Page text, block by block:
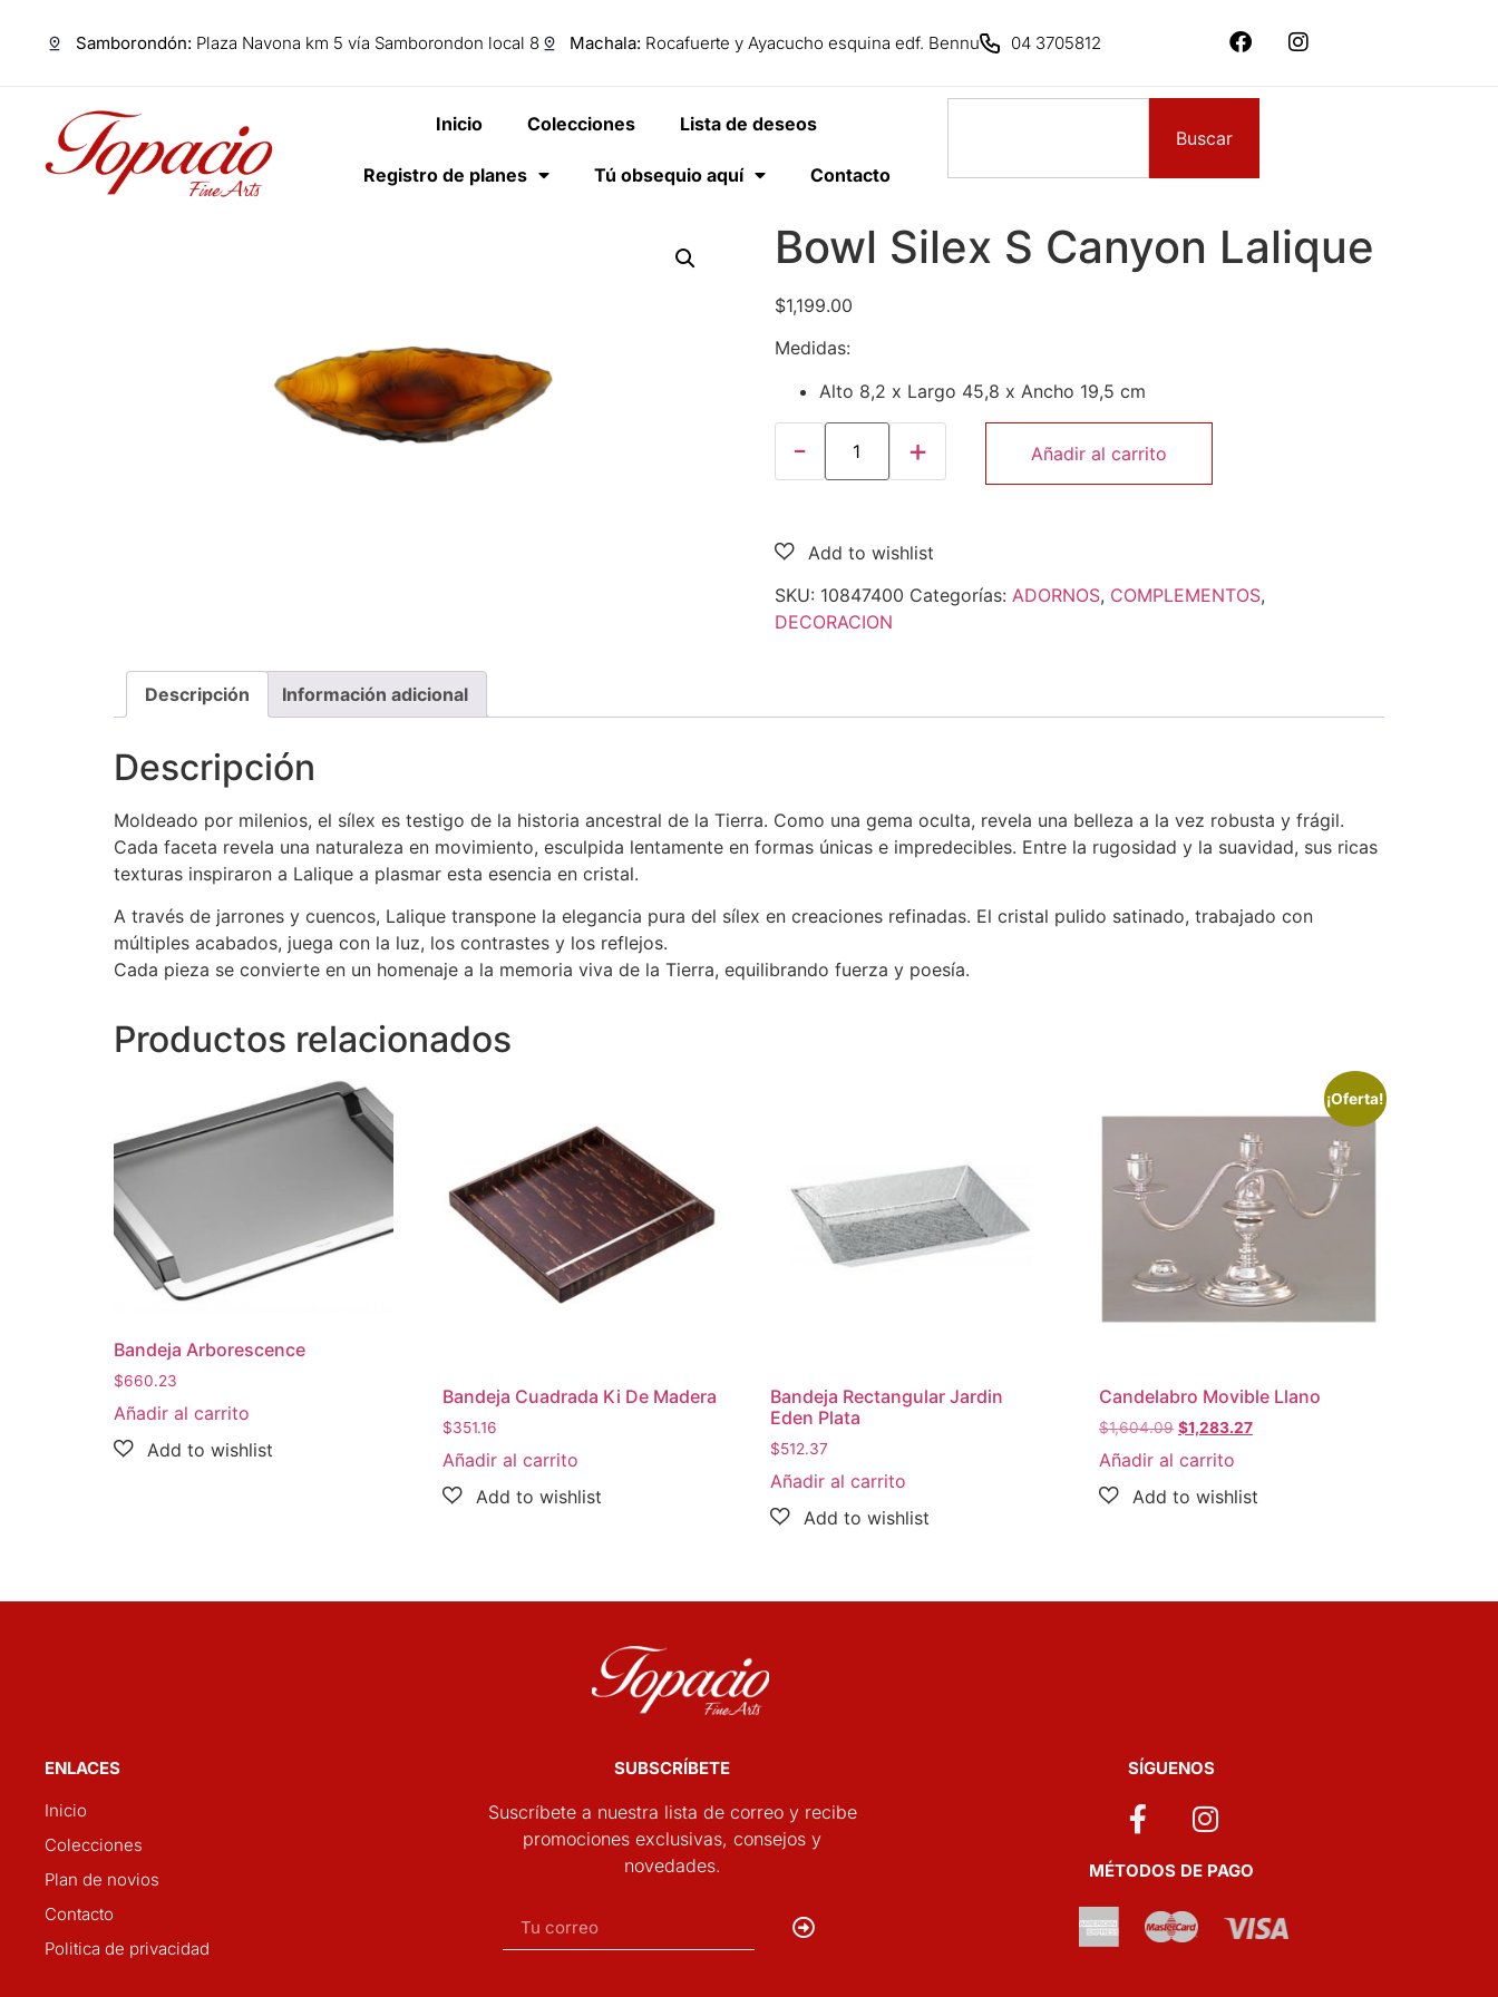
Samborondón: Plaza Navona km 5 vía Samborondon local 8 Machala: Rocafuerte y Ayacucho esquina edf. Bennu 04 3705812
Inicio Colecciones Lista de deseos
Registro de planes Tú obsequio aquí Contacto
Buscar
Bowl Silex S Canyon Lalique
$1,199.00
Medidas:
Alto 8,2 x Largo 45,8 x Ancho 19,5 cm
Añadir al carrito
SKU: 10847400 Categorías: ADORNOS, COMPLEMENTOS,
DECORACION
Descripción Información adicional
Descripción
Moldeado por milenios, el sílex es testigo de la historia ancestral de la Tierra. Como una gema oculta, revela una belleza a la vez robusta y frágil.
Cada faceta revela una naturaleza en movimiento, esculpida lentamente en formas únicas e impredecibles. Entre la rugosidad y la suavidad, sus ricas
texturas inspiraron a Lalique a plasmar esta esencia en cristal.
A través de jarrones y cuencos, Lalique transpone la elegancia pura del sílex en creaciones refinadas. El cristal pulido satinado, trabajado con
múltiples acabados, juega con la luz, los contrastes y los reflejos.
Cada pieza se convierte en un homenaje a la memoria viva de la Tierra, equilibrando fuerza y ​​poesía.
Productos relacionados
Bandeja Arborescence
$660.23
Añadir al carrito
Bandeja Cuadrada Ki De Madera
$351.16
Añadir al carrito
Bandeja Rectangular Jardin
Eden Plata
$512.37
Añadir al carrito
¡Oferta!
Candelabro Movible Llano
$1,604.09 $1,283.27
Añadir al carrito
ENLACES
Inicio
Colecciones
Plan de novios
Contacto
Politica de privacidad
SUBSCRÍBETE
Suscríbete a nuestra lista de correo y recibe
promociones exclusivas, consejos y
novedades.
SÍGUENOS
MÉTODOS DE PAGO